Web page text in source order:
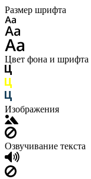
Размер шрифта
Цвет фона и шрифта
Изображения
Озвучивание текста